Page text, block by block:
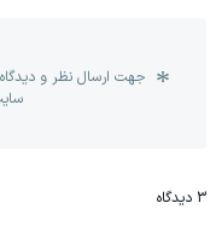
جهت ارسال نظر و
3 دیدگاه